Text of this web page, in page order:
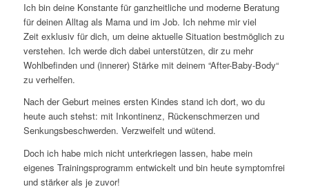
Ich bin deine Konstante für ganzheitliche und moderne Beratung
für deinen Alltag als Mama und im Job. Ich nehme mir viel
Zeit exklusiv für dich, um deine aktuelle Situation bestmöglich zu
verstehen. Ich werde dich dabei unterstützen, dir zu mehr
Wohlbefinden und (innerer) Stärke mit deinem “After-Baby-Body“
zu verhelfen.
Nach der Geburt meines ersten Kindes stand ich dort, wo du
heute auch stehst: mit Inkontinenz, Rückenschmerzen und
Senkungsbeschwerden. Verzweifelt und wütend.
Doch ich habe mich nicht unterkriegen lassen, habe mein
eigenes Trainingsprogramm entwickelt und bin heute symptomfrei
und stärker als je zuvor!